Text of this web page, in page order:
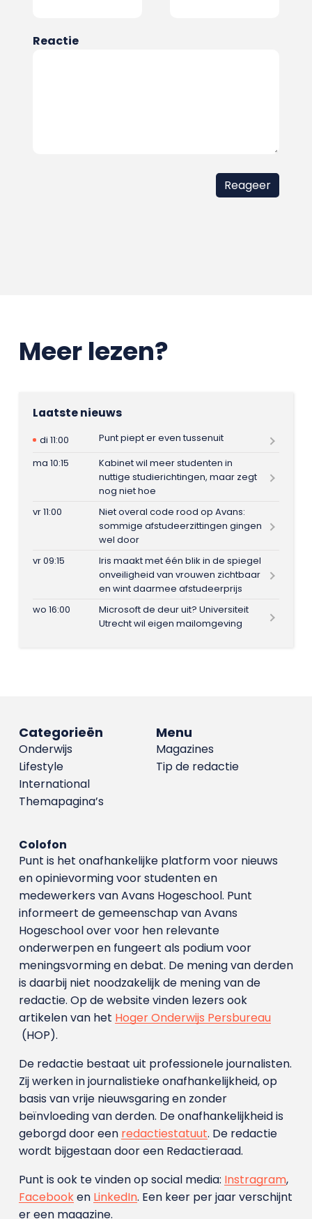
Reactie
Meer lezen?
Laatste nieuws
di 11:00
Punt piept er even tussenuit
ma 10:15
Kabinet wil meer studenten in
nuttige studierichtingen, maar zegt
nog niet hoe
vr 11:00
Niet overal code rood op Avans:
sommige afstudeerzittingen gingen
wel door
vr 09:15
Iris maakt met één blik in de spiegel
onveiligheid van vrouwen zichtbaar
en wint daarmee afstudeerprijs
wo 16:00
Microsoft de deur uit? Universiteit
Utrecht wil eigen mailomgeving
Menu
Magazines
Tip de redactie
Categorieën
Onderwijs
Lifestyle
International
Themapagina’s
Colofon
Punt is het onafhankelijke platform voor nieuws
en opinievorming voor studenten en
medewerkers van Avans Hoge­school. Punt
informeert de gemeenschap van Avans
Hogeschool over voor hen relevante
onderwerpen en fungeert als podium voor
meningsvorming en debat. De mening van derden
is daarbij niet noodzakelijk de mening van de
redactie. Op de website vinden lezers ook
artikelen van het Hoger Onderwijs Persbureau
(HOP).
De redactie bestaat uit professionele journalisten.
Zij werken in journalistieke onafhankelijkheid, op
basis van vrije nieuwsgaring en zonder
beïnvloeding van derden. De onafhankelijkheid is
geborgd door een redactiestatuut. De redactie
wordt bijgestaan door een Redactieraad.
Punt is ook te vinden op social media: Instragram,
Facebooken LinkedIn. Een keer per jaar verschijnt
er een magazine.